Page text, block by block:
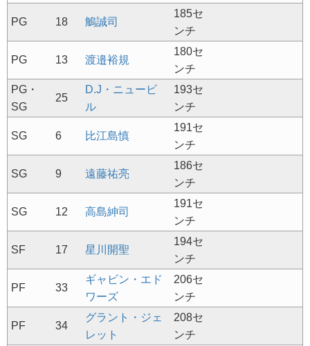
PG 18 鵤誠司
185セ
ンチ
PG 13 渡邉裕規
180セ
ンチ
PG・
SG
25
D.J・ニュービ
ル
193セ
ンチ
SG 6 比江島慎
191セ
ンチ
SG 9 遠藤祐亮
186セ
ンチ
SG 12 高島紳司
191セ
ンチ
SF 17 星川開聖
194セ
ンチ
PF 33
ギャビン・エド
ワーズ
206セ
ンチ
PF 34
グラント・ジェ
レット
208セ
ンチ